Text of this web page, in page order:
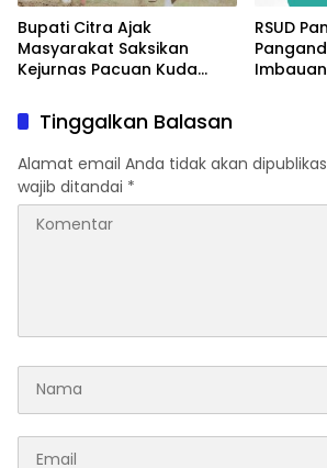
Bupati Citra Ajak
Masyarakat Saksikan
Kejurnas Pacuan Kuda
Legokjawa
RSUD
Tinggalkan Balasan
Alamat email Anda tidak akan
wajib ditandai *